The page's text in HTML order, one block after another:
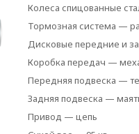
Колеса спицованные
Тормозная система —
Дисковые передние и
Коробка передач —
Передняя подвеска —
Задняя подвеска —
Привод — цепь